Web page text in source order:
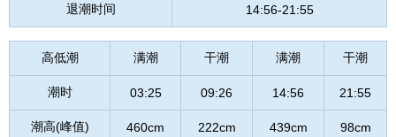
退潮时间 14:56-21:55
高低潮 满潮 干潮 满潮 干潮
潮时 03:25 09:26 14:56 21:55
潮高(峰值) 460cm 222cm 439cm 98cm